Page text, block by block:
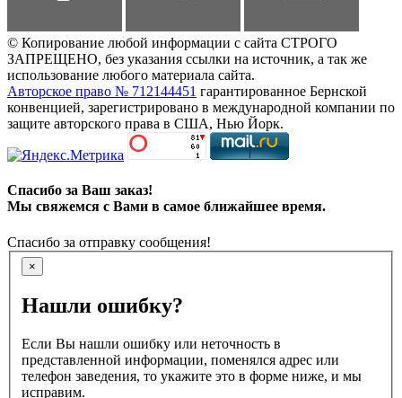
© Копирование любой информации с сайта СТРОГО
ЗАПРЕЩЕНО, без указания ссылки на источник, а так же
использование любого материала сайта.
Авторское право № 712144451 гарантированное Бернской
конвенцией, зарегистрировано в международной компании по
защите авторского права в США, Нью Йорк.
Спасибо за Ваш заказ!
Мы свяжемся с Вами в самое ближайшее время.
Спасибо за отправку сообщения!
×
Нашли ошибку?
Если Вы нашли ошибку или неточность в
представленной информации, поменялся адрес или
телефон заведения, то укажите это в форме ниже, и мы
исправим.